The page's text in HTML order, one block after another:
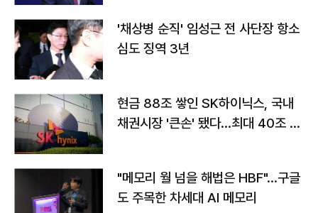
'채상병 순직' 임성근 전 사단장 항소
심도 징역 3년
현금 88조 쌓인 SK하이닉스, 국내
채권시장 '큰손' 됐다…최대 40조 투
"메모리 월 넘을 해법은 HBF"…구글
도 주목한 차세대 AI 메모리